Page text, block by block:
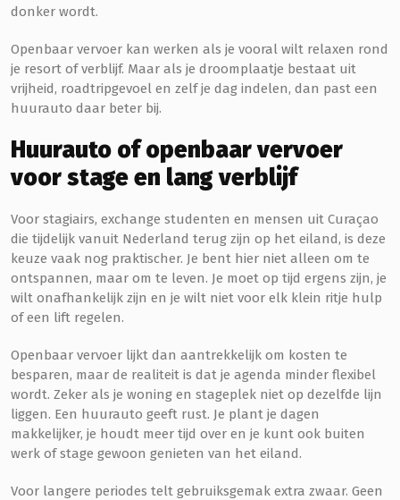
donker wordt.
Openbaar vervoer kan werken als je vooral wilt relaxen rond
je resort of verblijf. Maar als je droomplaatje bestaat uit
vrijheid, roadtripgevoel en zelf je dag indelen, dan past een
huurauto daar beter bij.
Huurauto of openbaar vervoer
voor stage en lang verblijf
Voor stagiairs, exchange studenten en mensen uit Curaçao
die tijdelijk vanuit Nederland terug zijn op het eiland, is deze
keuze vaak nog praktischer. Je bent hier niet alleen om te
ontspannen, maar om te leven. Je moet op tijd ergens zijn, je
wilt onafhankelijk zijn en je wilt niet voor elk klein ritje hulp
of een lift regelen.
Openbaar vervoer lijkt dan aantrekkelijk om kosten te
besparen, maar de realiteit is dat je agenda minder flexibel
wordt. Zeker als je woning en stageplek niet op dezelfde lijn
liggen. Een huurauto geeft rust. Je plant je dagen
makkelijker, je houdt meer tijd over en je kunt ook buiten
werk of stage gewoon genieten van het eiland.
Voor langere periodes telt gebruiksgemak extra zwaar. Geen